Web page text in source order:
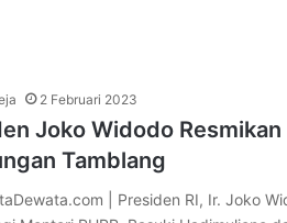
2 Februari 2023
Joko Widodo Resmikan
Tamblang
| Presiden RI, Ir. Joko